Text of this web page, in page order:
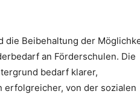
die Beibehaltung der
an Förderschulen. Die
bedarf klarer,
erfolgreicher, von der sozialen